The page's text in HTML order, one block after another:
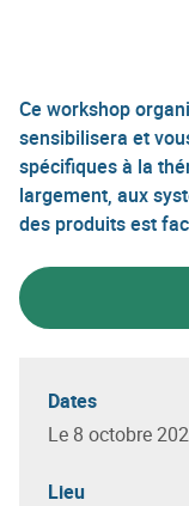
Ce workshop
sensibilisera et
spécifiques à la
largement, aux
des produits est
Dates
Le 8 octobre
Lieu